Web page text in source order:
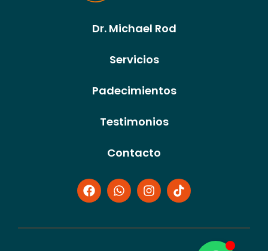
Dr. Michael Rod
Servicios
Padecimientos
Testimonios
Contacto